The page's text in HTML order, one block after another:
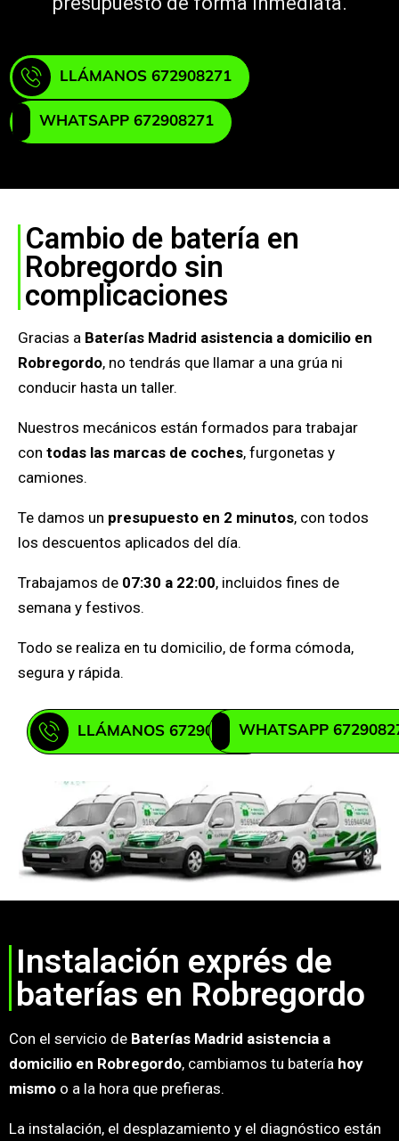
LLÁMANOS 672908271
WHATSAPP 672908271
Cambio de batería en
Robregordo sin
complicaciones
Gracias a Baterías Madrid asistencia a domicilio en
Robregordo, no tendrás que llamar a una grúa ni
conducir hasta un taller.
Nuestros mecánicos están formados para trabajar
con todas las marcas de coches, furgonetas y
camiones.
Te damos un presupuesto en 2 minutos, con todos
los descuentos aplicados del día.
Trabajamos de 07:30 a 22:00, incluidos fines de
semana y festivos.
Todo se realiza en tu domicilio, de forma cómoda,
segura y rápida.
LLÁMANOS 672908271WHATSAPP
Instalación exprés de
baterías en Robregordo
Con el servicio de Baterías Madrid asistencia a
domicilio en Robregordo, cambiamos tu batería hoy
mismo o a la hora que prefieras.
La instalación, el desplazamiento y el diagnóstico están